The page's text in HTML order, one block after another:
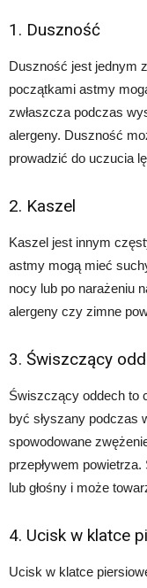
1. Duszność
Duszność jest jednym
początkami astmy
zwłaszcza podczas
alergeny. Duszność
prowadzić do uczucia
2. Kaszel
Kaszel jest innym
astmy mogą mieć
nocy lub po narażeniu
alergeny czy zimne
3. Świszczący
Świszczący oddech to
być słyszany podczas
spowodowane
przepływem
lub głośny i może
4. Ucisk w klatce
Ucisk w klatce